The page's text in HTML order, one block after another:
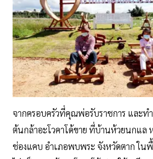
จากครอบครัวที่คุณพ่อรับราชการ และท
ต้นกล้าอะโวคาโด้ขาย ที่บ้านห้วยนกแล
ช่องแคบ อำเภอพบพระ จังหวัดตาก ใ